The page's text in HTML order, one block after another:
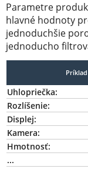
Parametre
hlavné hodnoty
jednoduchšie
jednoducho
Uhlopriečka:
Rozlíšenie:
Displej:
Kamera:
Hmotnosť:
...